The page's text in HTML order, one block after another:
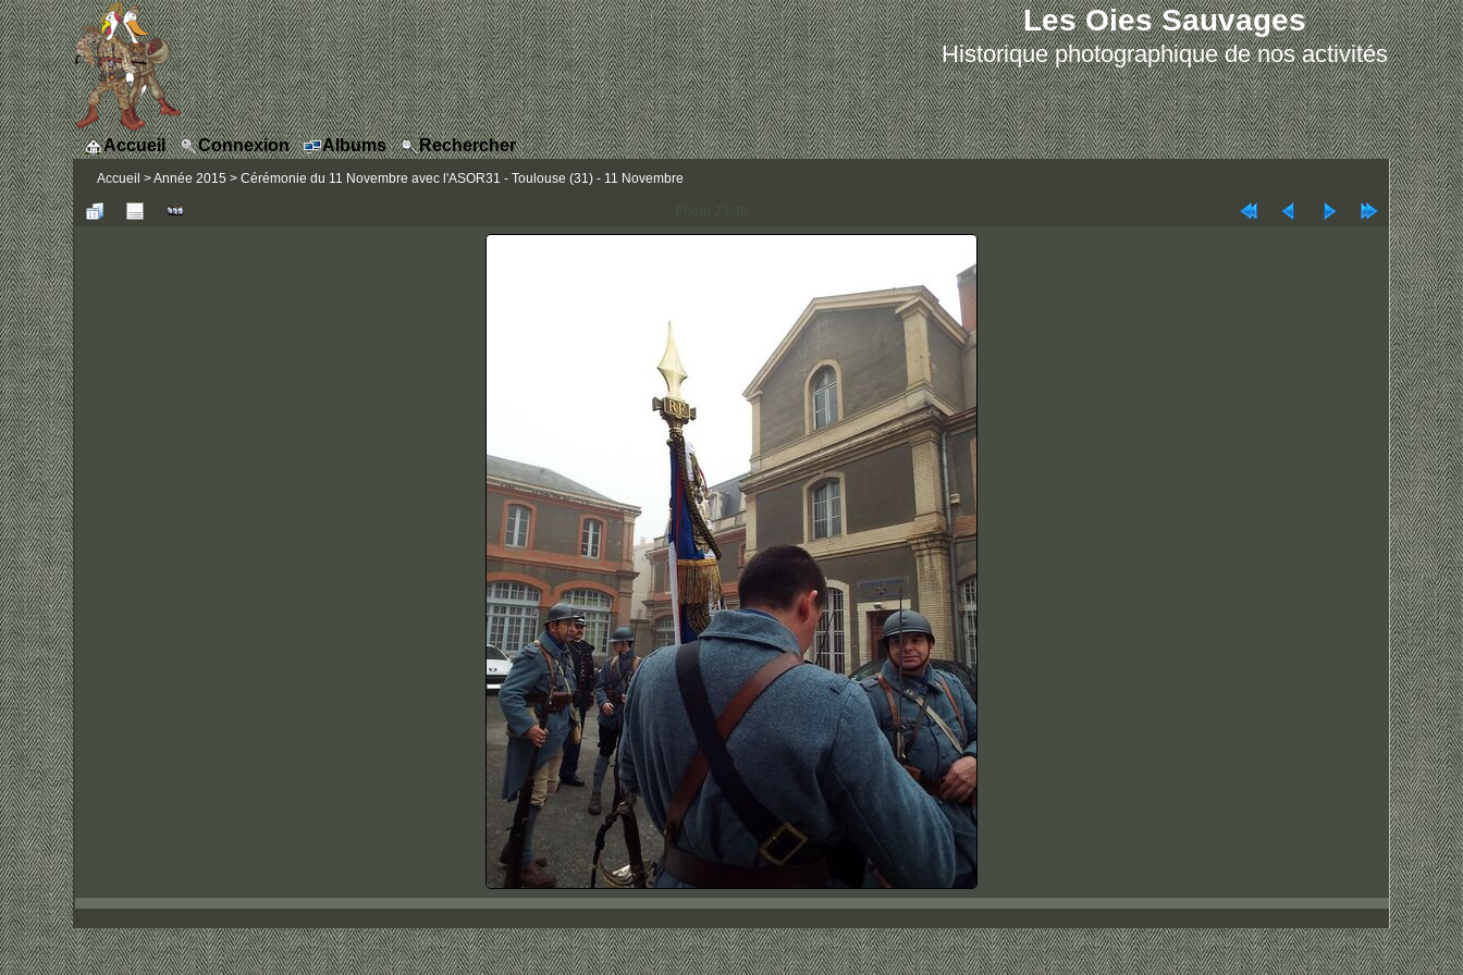
Les Oies Sauvages
Historique photographique de nos activités
Accueil Connexion Albums Rechercher
Accueil >Année 2015 > Cérémonie du 11 Novembre avec l'ASOR31 - Toulouse (31) - 11 Novembre